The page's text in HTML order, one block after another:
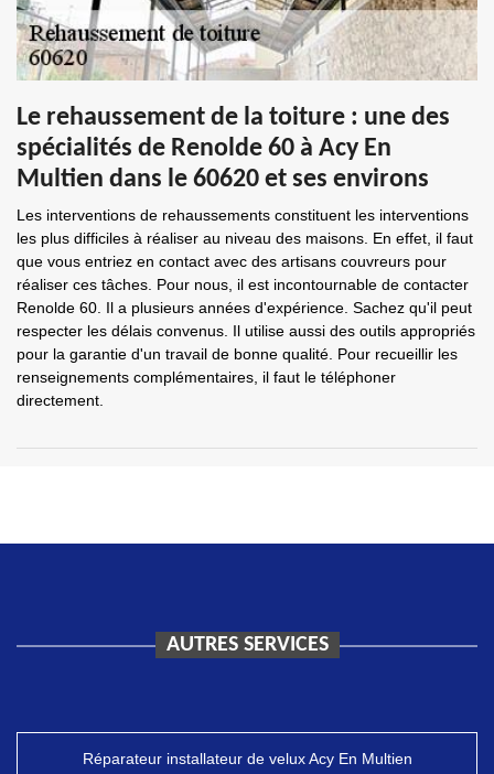
Le rehaussement de la toiture : une des
spécialités de Renolde 60 à Acy En
Multien dans le 60620 et ses environs
Les interventions de rehaussements constituent les interventions
les plus difficiles à réaliser au niveau des maisons. En effet, il faut
que vous entriez en contact avec des artisans couvreurs pour
réaliser ces tâches. Pour nous, il est incontournable de contacter
Renolde 60. Il a plusieurs années d'expérience. Sachez qu'il peut
respecter les délais convenus. Il utilise aussi des outils appropriés
pour la garantie d'un travail de bonne qualité. Pour recueillir les
renseignements complémentaires, il faut le téléphoner
directement.
AUTRES SERVICES
Réparateur installateur de velux Acy En Multien